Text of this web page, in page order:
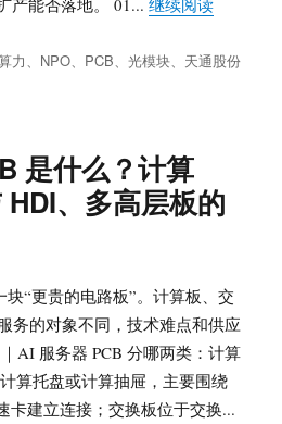
力 NPO PCB 、光模块
天通股份
是什么？计算
、多高层板的
“更贵的电路板”。计算板、交
务的对象不同，技术难点和供应
AI 服务器 PCB 分哪两类：计算
算托盘或计算抽屉，主要围绕
卡建立连接；交换板位于交换...